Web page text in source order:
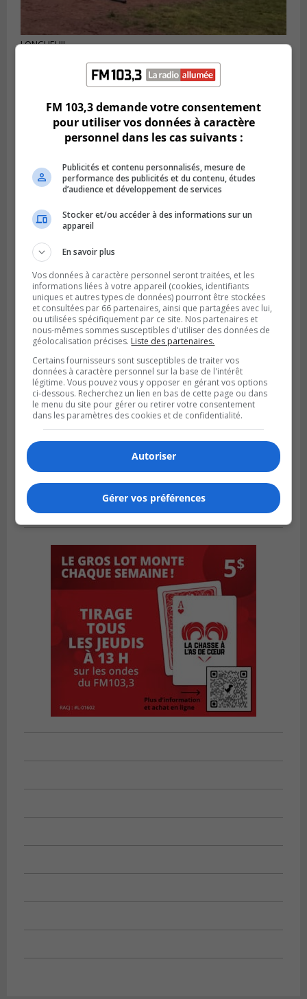
LONGUEUIL
Une poussée tardive propulse les Ducs
vers la victoire à Laval
LONGUEUIL
Publié le 5 août 2026 à 08h38
Les Ducs s’inclinent 4‑3 face à ABC 16U
dans un match serré à Longueuil
FM 103,3 demande votre consentement
pour utiliser vos données à caractère
personnel dans les cas suivants :
Publicités et contenu personnalisés, mesure de
performance des publicités et du contenu, études
d’audience et développement de services
Stocker et/ou accéder à des informations sur un
appareil
En savoir plus
Vos données à caractère personnel seront traitées, et les
informations liées à votre appareil (cookies, identifiants
uniques et autres types de données) pourront être stockées
et consultées par 66 partenaires, ainsi que partagées avec lui,
ou utilisées spécifiquement par ce site. Nos partenaires et
nous-mêmes sommes susceptibles d'utiliser des données de
géolocalisation précises. Liste des partenaires.
Certains fournisseurs sont susceptibles de traiter vos
données à caractère personnel sur la base de l'intérêt
légitime. Vous pouvez vous y opposer en gérant vos options
ci-dessous. Recherchez un lien en bas de cette page ou dans
le menu du site pour gérer ou retirer votre consentement
dans les paramètres des cookies et de confidentialité.
Autoriser
Gérer vos préférences